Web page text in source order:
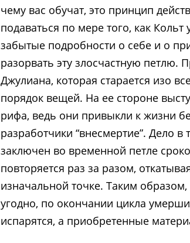
чему вас обучат, это принцип
подаваться по мере того, как
забытые подробности о себе и о
разорвать эту злосчастную петлю.
Джулиана, которая старается изо
порядок вещей. На ее стороне
рифа, ведь они привыкли к жизни
разработчики “внесмертие”. Дело
заключен во временной петле
повторяется раз за разом,
изначальной точке. Таким
угодно, по окончании цикла
испарятся, а приобретенные